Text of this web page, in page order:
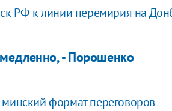
РФ к линии перемирия на
- Порошенко
формат переговоров